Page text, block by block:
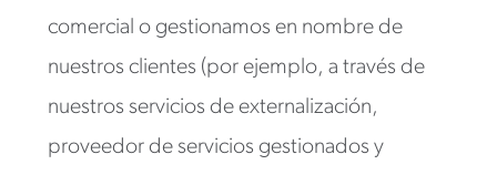
comercial o gestionamos en nombre de
nuestros clientes (por ejemplo, a través de
nuestros servicios de externalización,
proveedor de servicios gestionados y